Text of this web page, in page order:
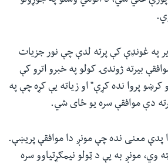
په غونډې کې پرته لدې چې نور جزیات
بیرته ژوندۍ کولو په خبرو اترو کې
کرښو پروا نده کړې" او زیاته یې کړه چې په
دې موافقې سره یو ځای شي.
پدې معنی نده چې مونږ دا موافقې پریښې.
وي، مونږ به یې د ټولو نیمګړتیاوو سره